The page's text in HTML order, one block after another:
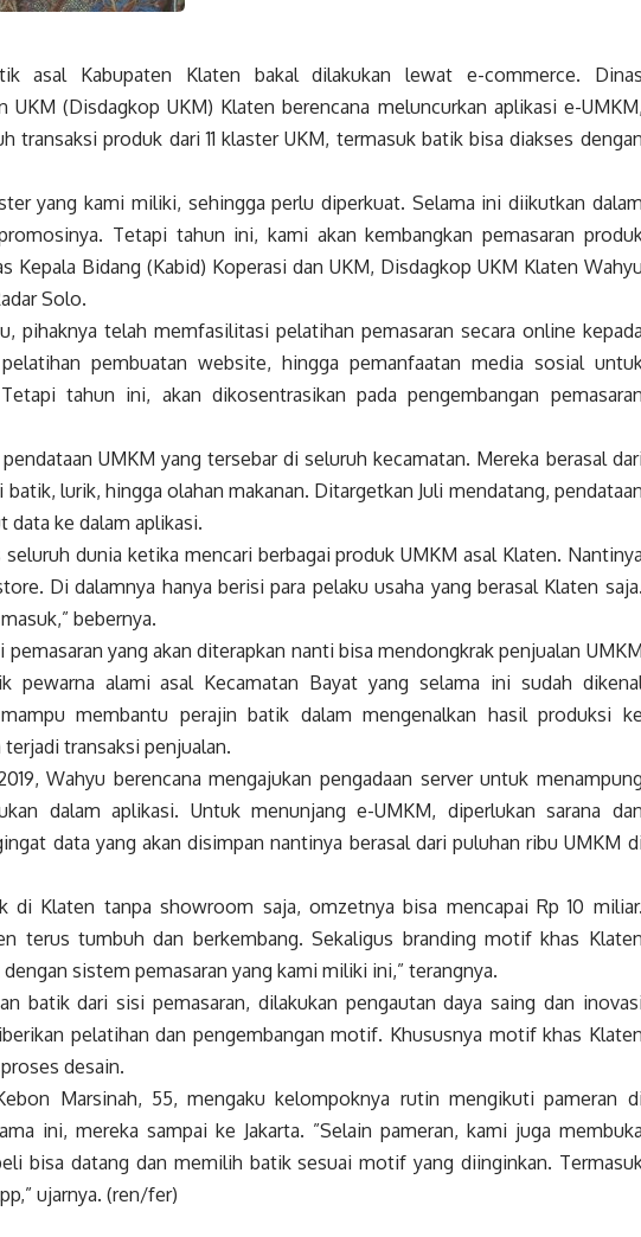
asal Kabupaten Klaten bakal dilakukan lewat e-commerce. Dinas
UKM (Disdagkop UKM) Klaten berencana meluncurkan aplikasi e-UMKM,
transaksi produk dari 11 klaster UKM, termasuk batik bisa diakses dengan
yang kami miliki, sehingga perlu diperkuat. Selama ini diikutkan dalam
Tetapi tahun ini, kami akan kembangkan pemasaran
Kepala Bidang (Kabid) Koperasi dan UKM, Disdagkop UKM Klaten Wahyu
Solo.
pihaknya telah memfasilitasi pelatihan pemasaran secara online kepada
pembuatan website, hingga pemanfaatan media sosial
tahun ini, akan dikosentrasikan pada pengembangan pemasaran
UMKM yang tersebar di seluruh kecamatan. Mereka berasal dari
batik, lurik, hingga olahan makanan. Ditargetkan Juli mendatang, pendataan
data ke dalam aplikasi.
seluruh dunia ketika mencari berbagai produk UMKM asal Klaten. Nantinya
Di dalamnya hanya berisi para pelaku usaha yang berasal Klaten saja.
bebernya.
yang akan diterapkan nanti bisa mendongkrak penjualan UMKM
pewarna alami asal Kecamatan Bayat yang selama ini sudah
mampu membantu perajin batik dalam mengenalkan hasil produksi ke
transaksi penjualan.
Wahyu berencana mengajukan pengadaan server untuk menampung
dalam aplikasi. Untuk menunjang e-UMKM, diperlukan sarana dan
data yang akan disimpan nantinya berasal dari puluhan ribu UMKM di
di Klaten tanpa showroom saja, omzetnya bisa mencapai Rp 10 miliar.
terus tumbuh dan berkembang. Sekaligus branding motif khas Klaten
sistem pemasaran yang kami miliki ini,” terangnya.
batik dari sisi pemasaran, dilakukan pengautan daya saing dan inovasi
pelatihan dan pengembangan motif. Khususnya motif khas Klaten
desain.
Marsinah, 55, mengaku kelompoknya rutin mengikuti pameran di
ini, mereka sampai ke Jakarta. ”Selain pameran, kami juga membuka
bisa datang dan memilih batik sesuai motif yang diinginkan.
ujarnya. (ren/fer)